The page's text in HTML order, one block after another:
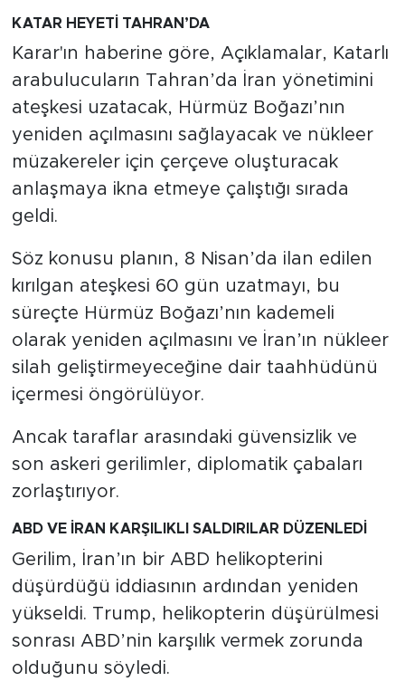
KATAR HEYETİ TAHRAN’DA
Karar'ın haberine göre, Açıklamalar, Katarlı
arabulucuların Tahran’da İran yönetimini
ateşkesi uzatacak, Hürmüz Boğazı’nın
yeniden açılmasını sağlayacak ve nükleer
müzakereler için çerçeve oluşturacak
anlaşmaya ikna etmeye çalıştığı sırada
geldi.
Söz konusu planın, 8 Nisan’da ilan edilen
kırılgan ateşkesi 60 gün uzatmayı, bu
süreçte Hürmüz Boğazı’nın kademeli
olarak yeniden açılmasını ve İran’ın nükleer
silah geliştirmeyeceğine dair taahhüdünü
içermesi öngörülüyor.
Ancak taraflar arasındaki güvensizlik ve
son askeri gerilimler, diplomatik çabaları
zorlaştırıyor.
ABD VE İRAN KARŞILIKLI SALDIRILAR DÜZENLEDİ
Gerilim, İran’ın bir ABD helikopterini
düşürdüğü iddiasının ardından yeniden
yükseldi. Trump, helikopterin düşürülmesi
sonrası ABD’nin karşılık vermek zorunda
olduğunu söyledi.